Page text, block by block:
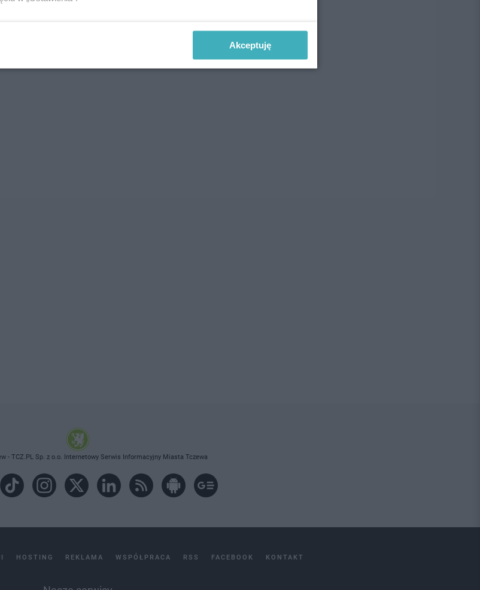
- TCZ.PL Sp. z o.o. Internetowy Serwis Informacyjny Miasta Tczewa
HOSTING REKLAMA WSPÓŁPRACA RSS FACEBOOK KONTAKT
Akceptuję